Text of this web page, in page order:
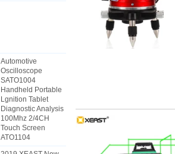
Automotive
Oscilloscope
SATO1004
Handheld Portable
Lgnition Tablet
Diagnostic Analysis
100Mhz 2/4CH
Touch Screen
ATO1104